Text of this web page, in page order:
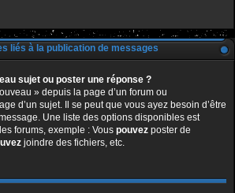
liés à la publication de messages
sujet ou poster une réponse ?
» depuis la page d’un forum ou
d’un sujet. Il se peut que vous ayez besoin d’être
Une liste des options disponibles est
forums, exemple : Vous pouvez poster de
joindre des fichiers, etc.